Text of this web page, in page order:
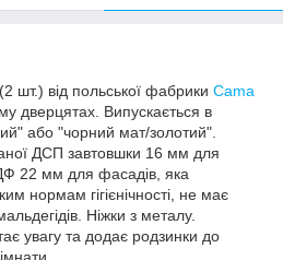
шт.) від польської фабрики Cama
дверцятах. Випускається в
або "чорний мат/золотий".
ДСП завтовшки 16 мм для
22 мм для фасадів, яка
нормам гігієнічності, не має
Ніжки з металу.
увагу та додає родзинки до